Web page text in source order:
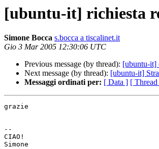
[ubuntu-it] richiesta
Simone Bocca s.bocca a tiscalinet.it
Gio 3 Mar 2005 12:30:06 UTC
Previous message (by thread): [ubuntu-it]
Next message (by thread): [ubuntu-it]
Messaggi ordinati per: [ Data ] [
grazie
--
CIAO!
Simone